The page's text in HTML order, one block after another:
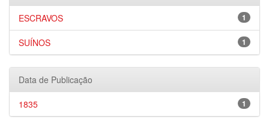
1
ESCRAVOS
1
SUÍNOS
Data de Publicação
1
1835